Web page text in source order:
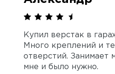
Купил верстак в
Много креплений и
отверстий. Занимает
мне и было нужно.